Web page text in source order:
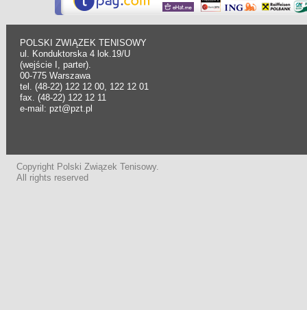
POLSKI ZWIĄZEK TENISOWY
ul. Konduktorska 4 lok.19/U
(wejście I, parter).
00-775 Warszawa
tel. (48-22) 122 12 00, 122 12 01
fax. (48-22) 122 12 11
e-mail: pzt@pzt.pl
Copyright Polski Związek Tenisowy.
All rights reserved